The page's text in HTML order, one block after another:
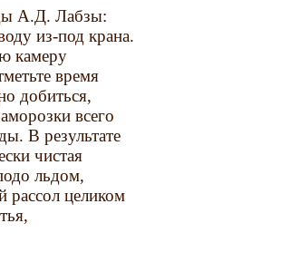
А.Д. Лабзы:
из-под крана.
камеру
время
добиться,
всего
В результате
чистая
льдом,
рассол целиком